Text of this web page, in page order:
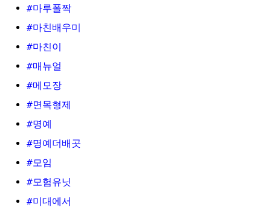
#마루폴짝
#마친배우미
#마친이
#매뉴얼
#메모장
#면목형제
#명예
#명예더배곳
#모임
#모험유닛
#미대에서